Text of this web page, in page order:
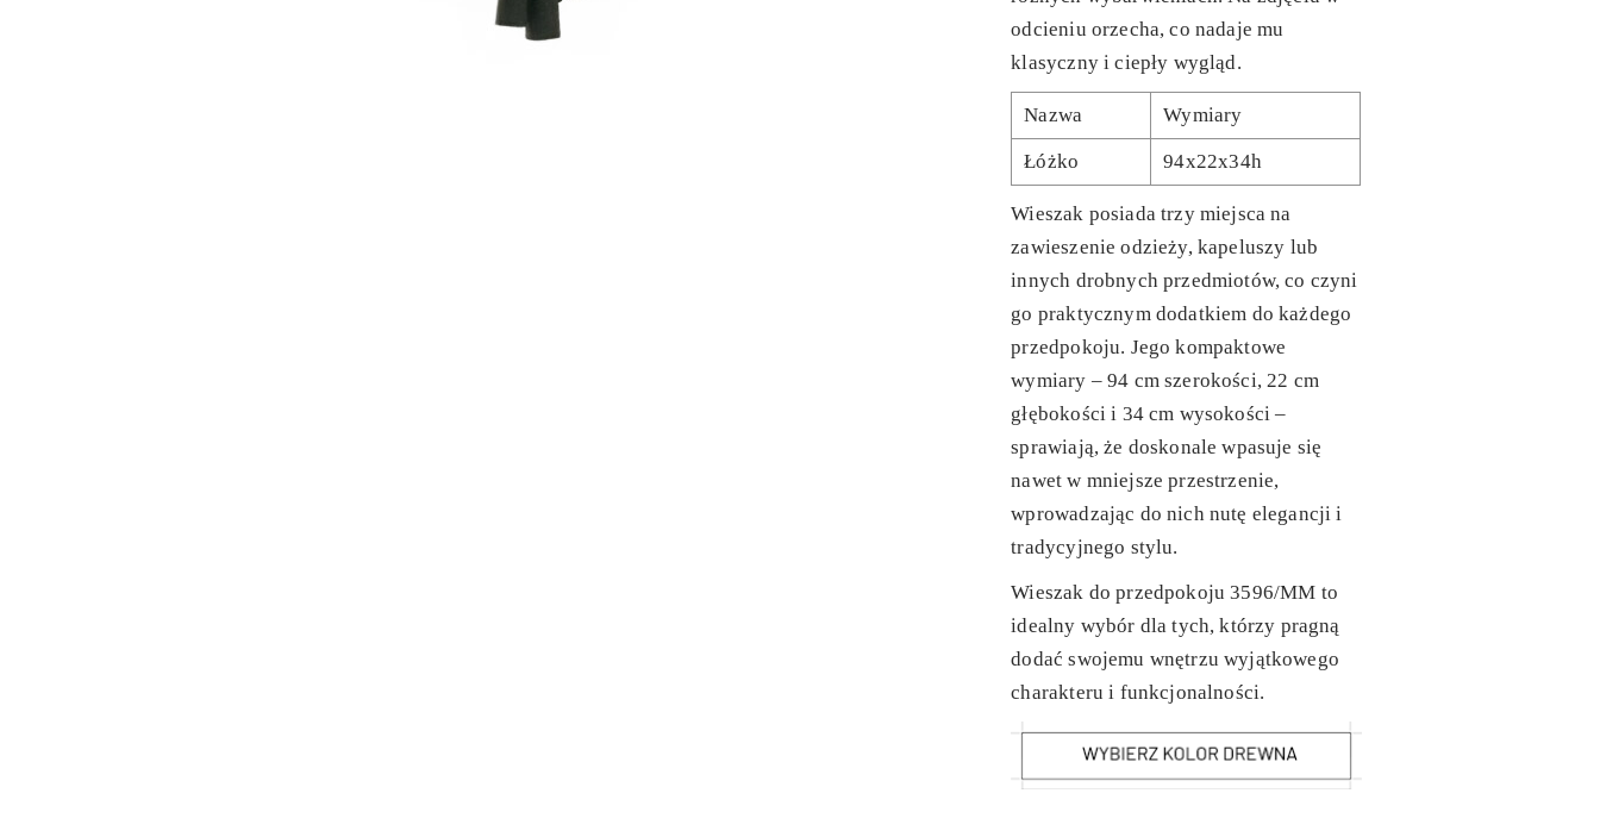
odcieniu orzecha, co nadaje mu
klasyczny i ciepły wygląd.
Nazwa Wymiary
Łóżko 94x22x34h
Wieszak posiada trzy miejsca na
zawieszenie odzieży, kapeluszy lub
innych drobnych przedmiotów, co czyni
go praktycznym dodatkiem do każdego
przedpokoju. Jego kompaktowe
wymiary – 94 cm szerokości, 22 cm
głębokości i 34 cm wysokości –
sprawiają, że doskonale wpasuje się
nawet w mniejsze przestrzenie,
wprowadzając do nich nutę elegancji i
tradycyjnego stylu.
Wieszak do przedpokoju 3596/MM to
idealny wybór dla tych, którzy pragną
dodać swojemu wnętrzu wyjątkowego
charakteru i funkcjonalności.